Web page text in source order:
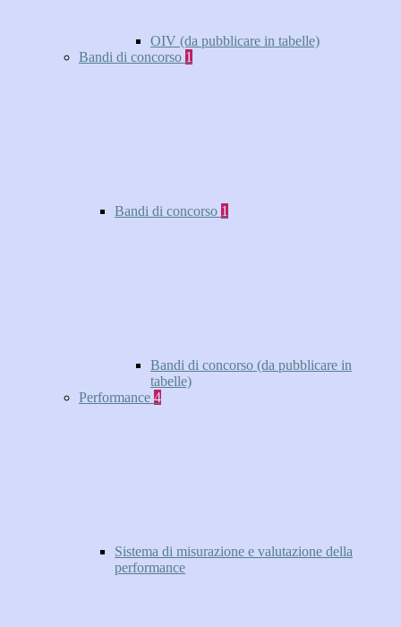
OIV (da pubblicare in tabelle)
Bandi di concorso 1
Bandi di concorso 1
Bandi di concorso (da pubblicare in
tabelle)
Performance 4
Sistema di misurazione e valutazione della
performance